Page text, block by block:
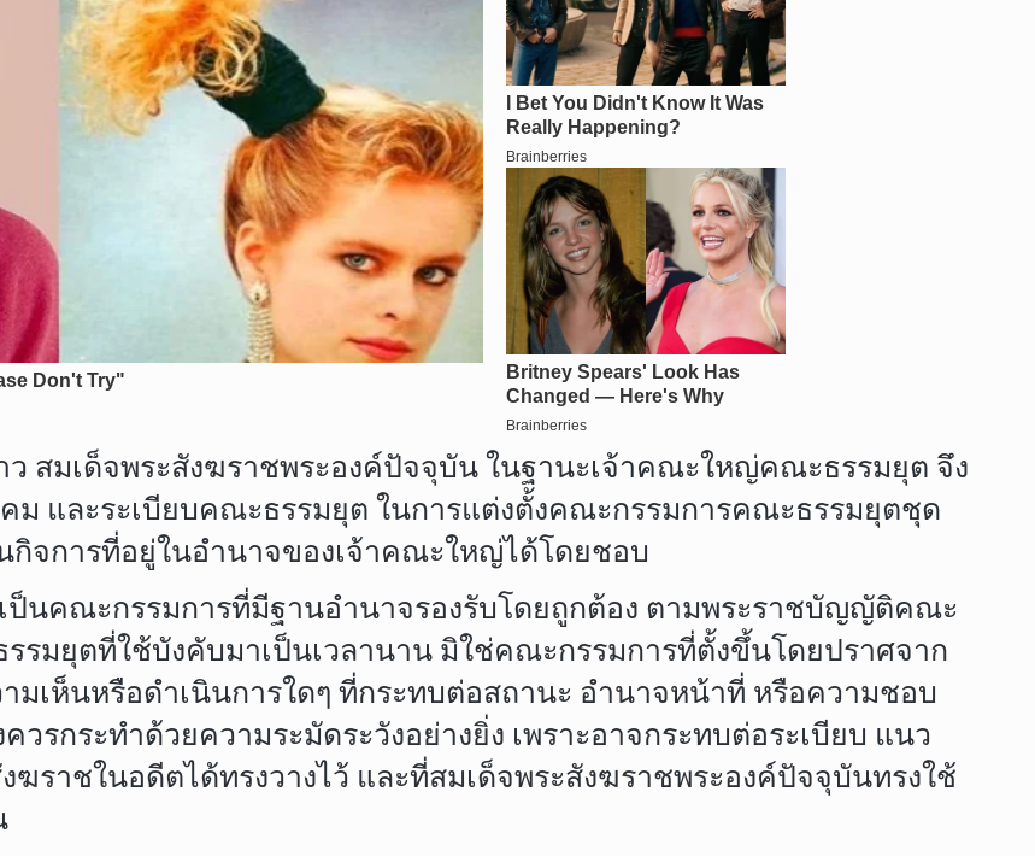
ว สมเด็จพระสังฆราชพระองค์ปัจจุบัน ในฐานะเจ้าคณะใหญ่คณะธรรมยุต จึง
ม และระเบียบคณะธรรมยุต ในการแต่งตั้งคณะกรรมการคณะธรรมยุตชุด
จการที่อยู่ในอำนาจของเจ้าคณะใหญ่ได้โดยชอบ
ป็นคณะกรรมการที่มีฐานอำนาจรองรับโดยถูกต้อง ตามพระราชบัญญัติคณะ
รมยุตที่ใช้บังคับมาเป็นเวลานาน มิใช่คณะกรรมการที่ตั้งขึ้นโดยปราศจาก
เห็นหรือดำเนินการใดๆ ที่กระทบต่อสถานะ อำนาจหน้าที่ หรือความชอบ
รกระทำด้วยความระมัดระวังอย่างยิ่ง เพราะอาจกระทบต่อระเบียบ แนว
ราชในอดีตได้ทรงวางไว้ และที่สมเด็จพระสังฆราชพระองค์ปัจจุบันทรงใช้